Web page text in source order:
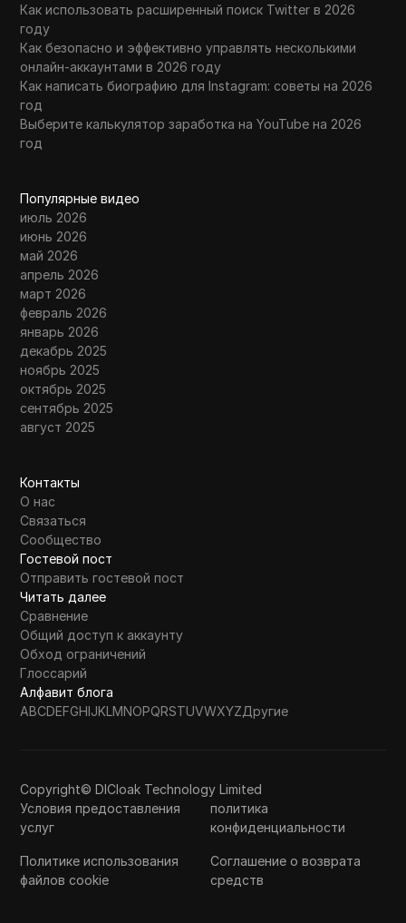
Как использовать расширенный поиск Twitter в 2026
году
Как безопасно и эффективно управлять несколькими
онлайн-аккаунтами в 2026 году
Как написать биографию для Instagram: советы на 2026
год
Выберите калькулятор заработка на YouTube на 2026
год
Популярные видео
июль 2026
июнь 2026
май 2026
апрель 2026
март 2026
февраль 2026
январь 2026
декабрь 2025
ноябрь 2025
октябрь 2025
сентябрь 2025
август 2025
Контакты
О нас
Связаться
Сообщество
Гостевой пост
Отправить гостевой пост
Читать далее
Сравнение
Общий доступ к аккаунту
Обход ограничений
Глоссарий
Алфавит блога
ABCDEFGHIJKLMNOPQRSTUVWXYZДругие
Copyright© DICloak Technology Limited
Условия предоставления
услуг
политика
конфиденциальности
Политике использования
файлов cookie
Соглашение о возврата
средств